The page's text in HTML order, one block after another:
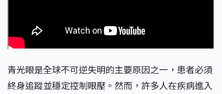
青光眼是全球不可逆失明的主要原因之一，患者必須
終身追蹤並穩定控制眼壓。然而，許多人在疾病進入